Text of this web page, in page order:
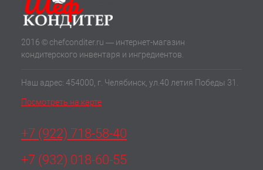
2016 © chefconditer.ru — интернет-магазин
кондитерского инвентаря и ингредиентов.
Наш адрес: 454000, г. Челябинск, ул.40 летия Победы 31.
Посмотреть на карте
+7 (922) 718-58-40
+7 (932) 018-60-55